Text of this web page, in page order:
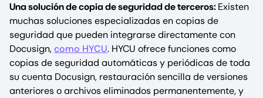
Una solución de copia de seguridad de terceros:Existen
muchas soluciones especializadas en copias de
seguridad que pueden integrarse directamente con
Docusign,como HYCU. HYCU ofrece funciones como
copias de seguridad automáticas y periódicas de toda
su cuenta Docusign, restauración sencilla de versiones
anteriores o archivos eliminados permanentemente, y